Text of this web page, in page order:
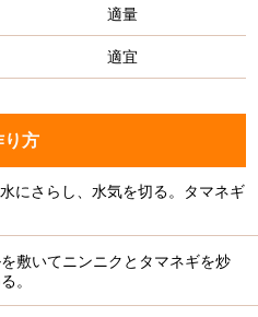
適量
適宜
り方
にさらし、水気を切る。タマネギ
敷いてニンニクとタマネギを炒
。